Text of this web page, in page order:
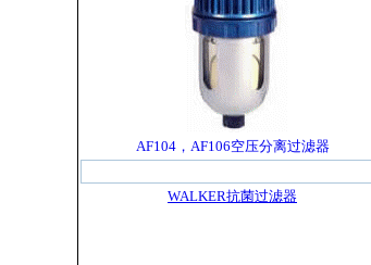
AF104，AF106空压分离过滤器
WALKER抗菌过滤器